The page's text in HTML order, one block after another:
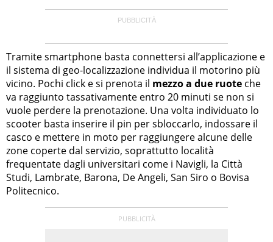
Tramite smartphone basta connettersi all’applicazione e
il sistema di geo-localizzazione individua il motorino più
vicino. Pochi click e si prenota il mezzo a due ruote che
va raggiunto tassativamente entro 20 minuti se non si
vuole perdere la prenotazione. Una volta individuato lo
scooter basta inserire il pin per sbloccarlo, indossare il
casco e mettere in moto per raggiungere alcune delle
zone coperte dal servizio, soprattutto località
frequentate dagli universitari come i Navigli, la Città
Studi, Lambrate, Barona, De Angeli, San Siro o Bovisa
Politecnico.